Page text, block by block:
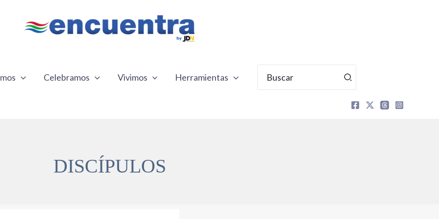
Celebramos Vivimos Herramientas
por:
DISCÍPULOS